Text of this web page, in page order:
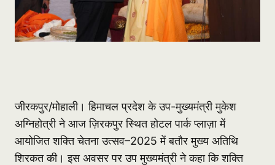
जीरकपुर/मोहाली। हिमाचल प्रदेश के उप-मुख्यमंत्री मुकेश
अग्निहोत्री ने आज ज़िरकपुर स्थित होटल पार्क प्लाज़ा में
आयोजित शक्ति चेतना उत्सव–2025 में बतौर मुख्य अतिथि
शिरकत की। इस अवसर पर उप मुख्यमंत्री ने कहा कि शक्ति